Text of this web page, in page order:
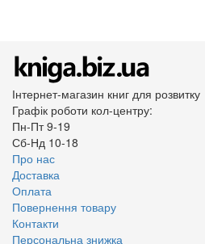
Інтернет-магазин книг для розвитку
Графік роботи кол-центру:
Пн-Пт 9-19
Сб-Нд 10-18
Про нас
Доставка
Оплата
Повернення товару
Контакти
Персональна знижка